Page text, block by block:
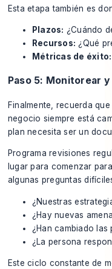
Esta etapa también es
Plazos: ¿Cuándo
Recursos: ¿Qué
Métricas de éxito:
Paso 5: Monitorear
Finalmente, recuerda
negocio siempre está
plan necesita ser un
Programa revisiones
lugar para comenzar
algunas preguntas
¿Nuestras
¿Hay nuevas
¿Han cambiado
¿La persona
Este ciclo constante de